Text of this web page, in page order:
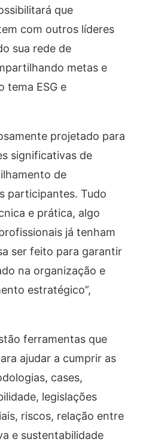
que
com outros líderes
sua rede de
metas e
tema ESG e
projetado para
significativas de
de
participantes. Tudo
e prática, algo
já tenham
ser feito para garantir
na organização e
estratégico”,
ferramentas que
ajudar a cumprir as
cases,
legislações
riscos, relação entre
e sustentabilidade